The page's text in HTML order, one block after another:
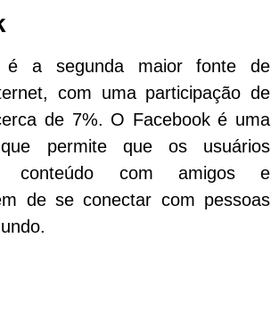
é a segunda maior fonte de
com uma participação de
de 7%. O Facebook é uma
permite que os usuários
conteúdo com amigos e
de se conectar com pessoas